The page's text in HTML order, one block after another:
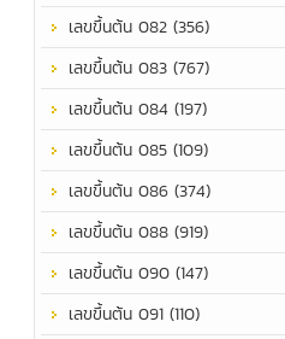
เลขขึ้นต้น 082 (356)
เลขขึ้นต้น 083 (767)
เลขขึ้นต้น 084 (197)
เลขขึ้นต้น 085 (109)
เลขขึ้นต้น 086 (374)
เลขขึ้นต้น 088 (919)
เลขขึ้นต้น 090 (147)
เลขขึ้นต้น 091 (110)